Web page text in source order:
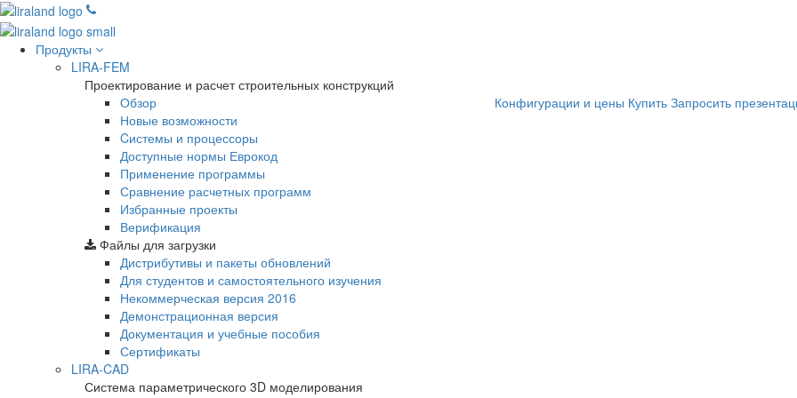
Продукты
LIRA-FEM
Проектирование и расчет строительных конструкций
Обзор
Новые возможности
Cистемы и процессоры
Доступные нормы Еврокод
Применение программы
Сравнение расчетных программ
Избранные проекты
Верификация
Конфигурации и цены Купить Запросить
Файлы для загрузки
Дистрибутивы и пакеты обновлений
Для студентов и самостоятельного изучения
Некоммерческая версия 2016
Демонстрационная версия
Документация и учебные пособия
Сертификаты
LIRA-CAD
Система параметрического 3D моделирования